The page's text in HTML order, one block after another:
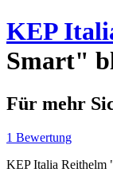
KEP
Smart"
Für mehr
1 Bewertung
KEP Italia Reithelm